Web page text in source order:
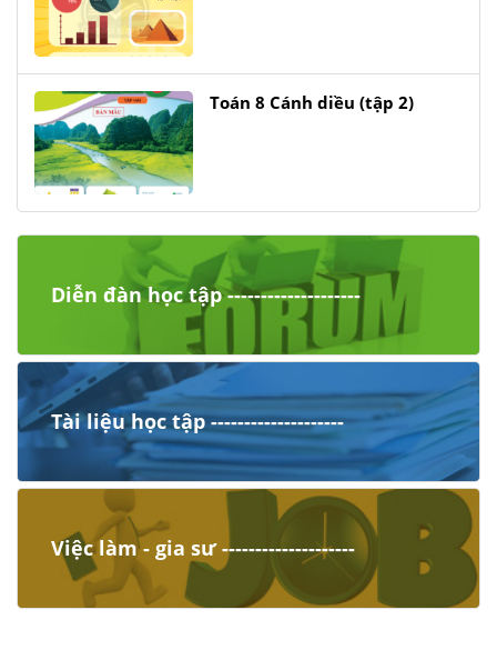
Toán 8 Cánh diều (tập 2)
Diễn đàn học tập --------------------
Tài liệu học tập --------------------
Việc làm - gia sư --------------------